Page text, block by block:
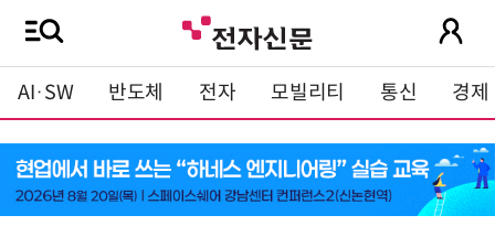
AI·SW 반도체 전자 모빌리티 통신 경제